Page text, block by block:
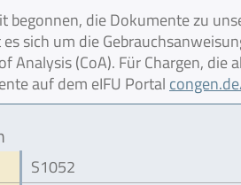
begonnen, die Dokumente zu
sich um die
Analysis (CoA). Für Chargen,
auf dem eIFU Portal
S1052